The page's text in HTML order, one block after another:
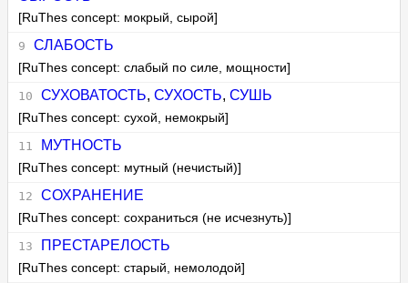
[RuThes concept: мокрый, сырой]
СЛАБОСТЬ
[RuThes concept: слабый по силе, мощности]
СУХОВАТОСТЬ, СУХОСТЬ, СУШЬ
[RuThes concept: сухой, немокрый]
МУТНОСТЬ
[RuThes concept: мутный (нечистый)]
СОХРАНЕНИЕ
[RuThes concept: сохраниться (не исчезнуть)]
ПРЕСТАРЕЛОСТЬ
[RuThes concept: старый, немолодой]